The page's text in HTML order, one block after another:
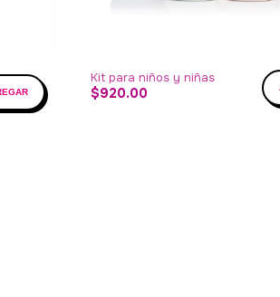
Kit para niños y niñas
$920.00